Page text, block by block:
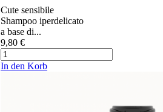
​​​​C​ute sensibile
Shampoo iperdelicato
a base di...
9,80 €
In den Korb